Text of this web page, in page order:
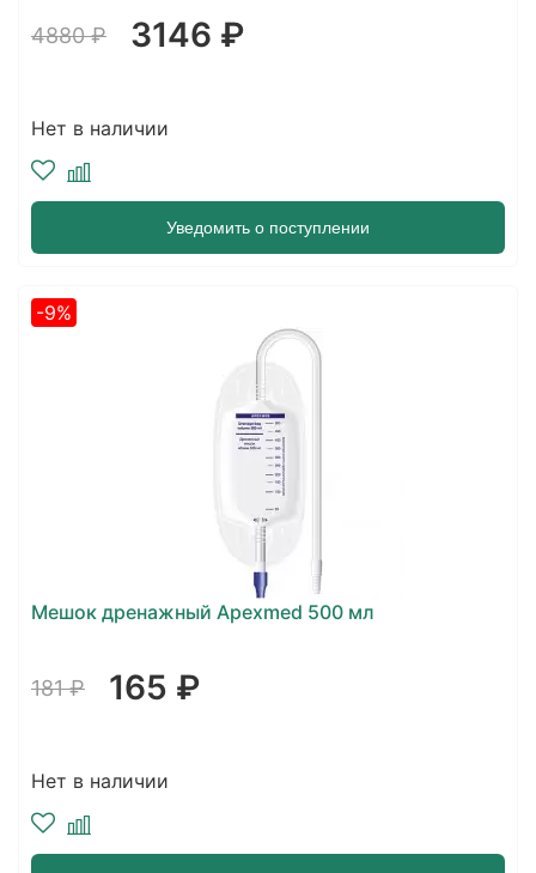
4880 ₽ 3146 ₽
Нет в наличии
Уведомить о поступлении
-9%
Мешок дренажный Apexmed 500 мл
181 ₽ 165 ₽
Нет в наличии